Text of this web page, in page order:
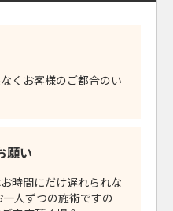
くお客様のご都合のい
願い
時間にだけ遅れられな
人ずつの施術ですの